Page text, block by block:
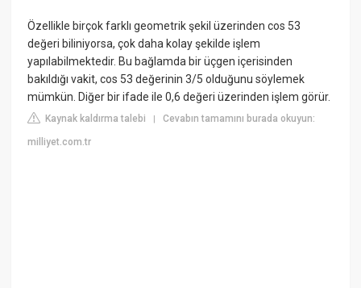
Özellikle birçok farklı geometrik şekil üzerinden cos 53
değeri biliniyorsa, çok daha kolay şekilde işlem
yapılabilmektedir. Bu bağlamda bir üçgen içerisinden
bakıldığı vakit, cos 53 değerinin 3/5 olduğunu söylemek
mümkün. Diğer bir ifade ile 0,6 değeri üzerinden işlem görür.
Kaynak kaldırma talebi |Cevabın tamamını burada okuyun:
milliyet.com.tr